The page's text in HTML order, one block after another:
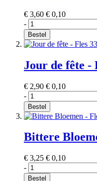
€ 3,60 € 0,10
-
Bestel
Jour de fête -
€ 2,90 € 0,10
-
Bestel
Bittere
€ 3,25 € 0,10
-
Bestel